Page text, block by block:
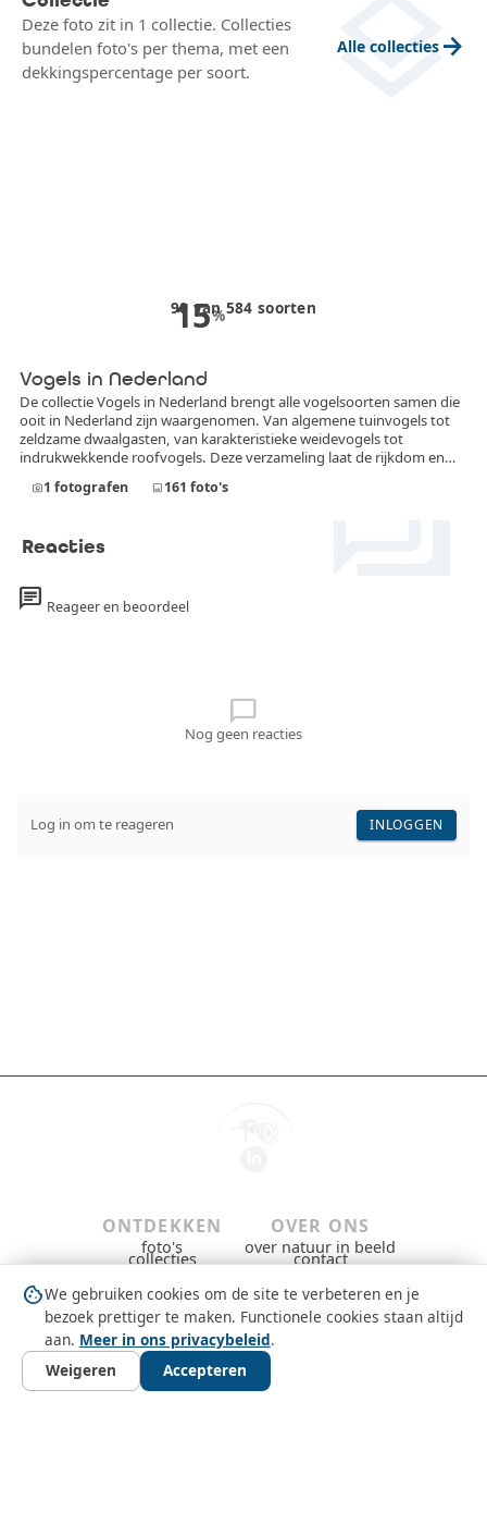
cookieWe gebruiken cookies om de site te verbeteren en je
bezoek prettiger te maken. Functionele cookies staan altijd
aan. Meer in ons privacybeleid.
Weigeren
Accepteren
layers
Deze foto zit in 1 collectie. Collecties
bundelen foto's per thema, met een
dekkingspercentage per soort.
Alle collecties arrow_forward
15%
90 van584 soorten
Vogels in Nederland
De collectie Vogels in Nederland brengt alle vogelsoorten samen die
ooit in Nederland zijn waargenomen. Van algemene tuinvogels tot
zeldzame dwaalgasten, van karakteristieke weidevogels tot
indrukwekkende roofvogels. Deze verzameling laat de rijkdom en
worden uitsluitend foto’s opgenomen die daadwerkelijk in
standvogel, broedvogel, doortrekker, wintergast of incidentele
photo_camera1 fotografen image 161 foto's
Reacties
chat Reageer en beoordeel
chat_bubble_outline
Nog geen reacties
Log in om te reageren INLOGGEN
ONTDEKKEN
foto's
collecties
gebieden & groepen
dieren
nieuws
OVER ONS
over natuur in beeld
contact
privacybeleid
gebruiksvoorwaarden
copyright
MEEDOEN
gratis aanmelden
inloggen
photo_library layers place pets